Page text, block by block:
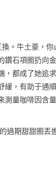
。牛土豪，你
鑽石項圈扔向
，都成了她追
緩，有助于通
測量咖啡因含
過期甜甜圈丟